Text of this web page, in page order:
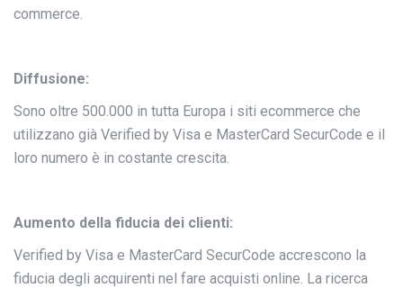
commerce.
Diffusione:
Sono oltre 500.000 in tutta Europa i siti ecommerce che
utilizzano già Verified by Visa e MasterCard SecurCode e il
loro numero è in costante crescita.
Aumento della fiducia dei clienti:
Verified by Visa e MasterCard SecurCode accrescono la
fiducia degli acquirenti nel fare acquisti online. La ricerca